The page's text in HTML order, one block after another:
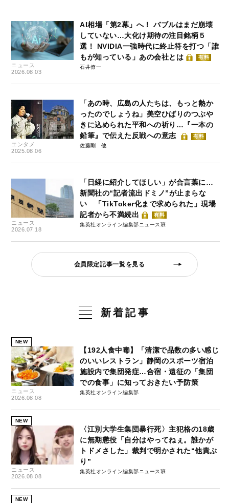
ニュース
2026.08.03
AI相場「第2幕」へ！ バブルはまだ崩壊
していない…大化け期待の注目銘柄５
選！ NVIDIA一強時代に終止符を打つ「誰
もが知っている」あの会社とは
有料
石井僚一
エンタメ
2025.08.06
「あの時、広島の人たちは、もっと熱か
ったのでしょうね」美空ひばりのつぶや
きに込められた平和への祈り…『一本の
鉛筆』で伝えた反戦への意志
有料
佐藤剛
ニュース
2026.07.18
「日経に紹介してほしい」が合言葉に…
新聞社の“記者流出ドミノ”が止まらな
い 「TikToker化まで求められた」現場
記者から不満続出
有料
集英社オンライン編集部ニュース班
会員限定記事一覧を見る
新着記事
NEW
ニュース
2026.08.08
【192人食中毒】「清潔で品数の多い感じ
のいいレストラン」静岡のスポーツ宿泊
施設内で集団発症…合宿・遠征の「集団
での食事」に知っておきたい予防策
集英社オンライン編集部
NEW
ニュース
2026.08.08
〈江別大学生集団暴行死〉主犯格の18歳
に無期懲役「自分はやってねぇ。誰かが
トドメさした」裁判で明かされた“他責ぶ
り”
集英社オンライン編集部ニュース班
NEW